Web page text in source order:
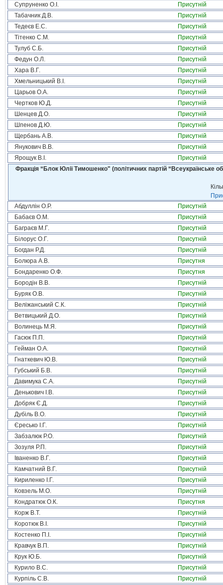
Супруненко О.І.
Присутній
Табачник Д.В.
Присутній
Тедеєв Е.С.
Присутній
Тітенко С.М.
Присутній
Тулуб С.Б.
Присутній
Федун О.Л.
Присутній
Хара В.Г.
Присутній
Хмельницький В.І.
Присутній
Царьов О.А.
Присутній
Чертков Ю.Д.
Присутній
Шенцев Д.О.
Присутній
Шпенов Д.Ю.
Присутній
Щербань А.В.
Присутній
Янукович В.В.
Присутній
Ярощук В.І.
Присутній
Фракція “Блок Юлії Тимошенко" (політичних партій “Всеукраїнське
Абдуллін О.Р.
Присутній
Бабаєв О.М.
Присутній
Баграєв М.Г.
Присутній
Білорус О.Г.
Присутній
Богдан Р.Д.
Присутній
Болюра А.В.
Присутня
Бондаренко О.Ф.
Присутня
Бородін В.В.
Присутній
Буряк О.В.
Присутній
Веліжанський С.К.
Присутній
Ветвицький Д.О.
Присутній
Волинець М.Я.
Присутній
Гасюк П.П.
Присутній
Гейман О.А.
Присутній
Гнаткевич Ю.В.
Присутній
Губський Б.В.
Присутній
Давимука С.А.
Присутній
Денькович І.В.
Присутній
Добряк Є.Д.
Присутній
Дубіль В.О.
Присутній
Єресько І.Г.
Присутній
Забзалюк Р.О.
Присутній
Зозуля Р.П.
Присутній
Іваненко В.Г.
Присутній
Камчатний В.Г.
Присутній
Кириленко І.Г.
Присутній
Ковзель М.О.
Присутній
Кондратюк О.К.
Присутня
Корж В.Т.
Присутній
Коротюк В.І.
Присутній
Костенко П.І.
Присутній
Кравчук В.П.
Присутній
Крук Ю.Б.
Присутній
Курило В.С.
Присутній
Курпіль С.В.
Присутній